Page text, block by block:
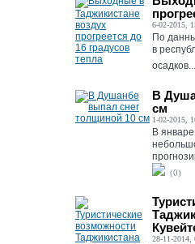
6-02-2015,
По
в
В
см
1-02-2015,
В
(0)
28-11-2014,